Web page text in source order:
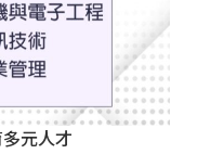
元人才